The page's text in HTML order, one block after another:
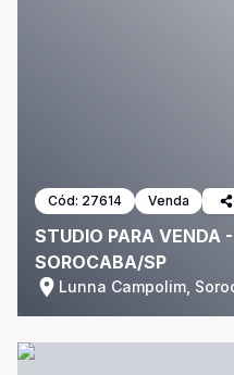
Cód: 27614 Venda
STUDIO PARA VENDA
SOROCABA/SP
Lunna Campolim,